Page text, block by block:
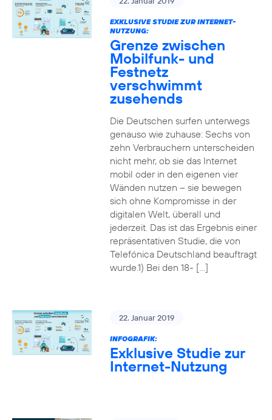
EXKLUSIVE STUDIE ZUR INTERNET-
NUTZUNG:
Grenze zwischen
Mobilfunk- und
Festnetz
verschwimmt
zusehends
Die Deutschen surfen unterwegs
genauso wie zuhause: Sechs von
zehn Verbrauchern unterscheiden
nicht mehr, ob sie das Internet
mobil oder in den eigenen vier
Wänden nutzen – sie bewegen
sich ohne Kompromisse in der
digitalen Welt, überall und
jederzeit. Das ist das Ergebnis einer
repräsentativen Studie, die von
Telefónica Deutschland beauftragt
wurde.1) Bei den 18- […]
22. Januar 2019
INFOGRAFIK:
Exklusive Studie zur
Internet-Nutzung